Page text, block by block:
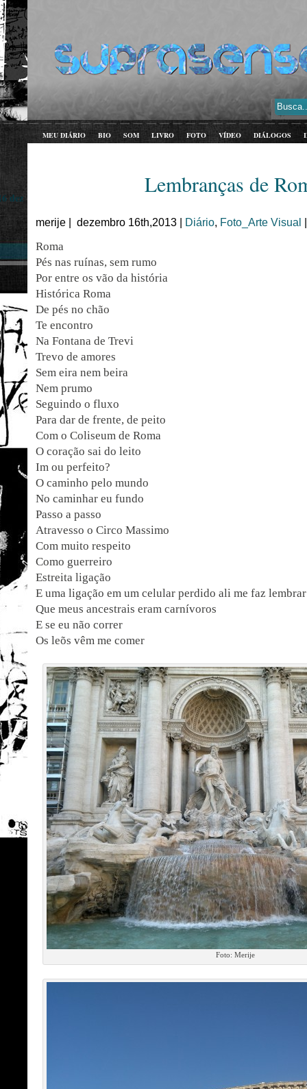
MEU DIÁRIO BIO SOM LIVRO FOTO VÍDEO DIÁLOGOS
Lembranças de
dez
merije | dezembro 16th,2013 | Diário, Foto_Arte Visual
Roma
Pés nas ruínas, sem rumo
Por entre os vão da história
Histórica Roma
De pés no chão
Te encontro
Na Fontana de Trevi
Trevo de amores
Sem eira nem beira
Nem prumo
Seguindo o fluxo
Para dar de frente, de peito
Com o Coliseum de Roma
O coração sai do leito
Im ou perfeito?
O caminho pelo mundo
No caminhar eu fundo
Passo a passo
Atravesso o Circo Massimo
Com muito respeito
Como guerreiro
Estreita ligação
E uma ligação em um celular perdido ali me faz lembrar
Que meus ancestrais eram carnívoros
E se eu não correr
Os leõs vêm me comer
Foto: Merije